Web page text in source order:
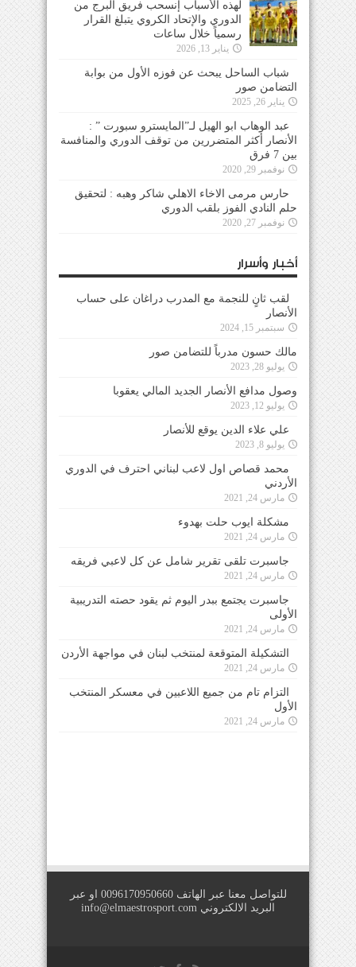
لهذه الأسباب إنسحب فريق البرج من
الدوري والإتحاد الكروي يتبلغ القرار
رسمياً خلال ساعات
يناير 13, 2026
شباب الساحل يبحث عن فوزه الأول من بوابة
التضامن صور
يناير 26, 2025
عبد الوهاب ابو الهيل لـ”المايسترو سبورت ” :
الأنصار أكثر المتضررين من توقف الدوري والمنافسة
بين 7 فرق
نوفمبر 29, 2020
حارس مرمى الاخاء الاهلي شاكر وهبه : لتحقيق
حلم النادي الفوز بلقب الدوري
نوفمبر 27, 2020
أخبار وأسرار
لقب ثانٍ للنجمة مع المدرب دراغان على حساب
الأنصار
سبتمبر 15, 2024
مالك حسون مدرباً للتضامن صور
يوليو 28, 2023
وصول مدافع الأنصار الجديد المالي يعقوبا
يوليو 12, 2023
علي علاء الدين يوقع للأنصار
يوليو 8, 2023
محمد قصاص اول لاعب لبناني احترف في الدوري
الأردني
مارس 24, 2021
مشكلة ايوب حلت بهدوء
مارس 24, 2021
جاسبرت تلقى تقرير شامل عن كل لاعبي فريقه
مارس 24, 2021
جاسبرت يجتمع ببدر اليوم ثم يقود حصته التدريبية
الأولى
مارس 24, 2021
التشكيلة المتوقعة لمنتخب لبنان في مواجهة الأردن
مارس 24, 2021
التزام تام من جميع اللاعبين في معسكر المنتخب
الأول
مارس 24, 2021
للتواصل معنا عبر الهاتف 0096170950660 او عبر
البريد الالكتروني info@elmaestrosport.com